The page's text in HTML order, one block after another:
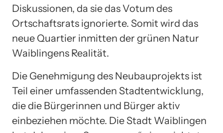
Diskussionen, da sie das Votum des
Ortschaftsrats ignorierte. Somit wird das
neue Quartier inmitten der grünen Natur
Waiblingens Realität.
Die Genehmigung des Neubauprojekts ist
Teil einer umfassenden Stadtentwicklung,
die die Bürgerinnen und Bürger aktiv
einbeziehen möchte. Die Stadt Waiblingen